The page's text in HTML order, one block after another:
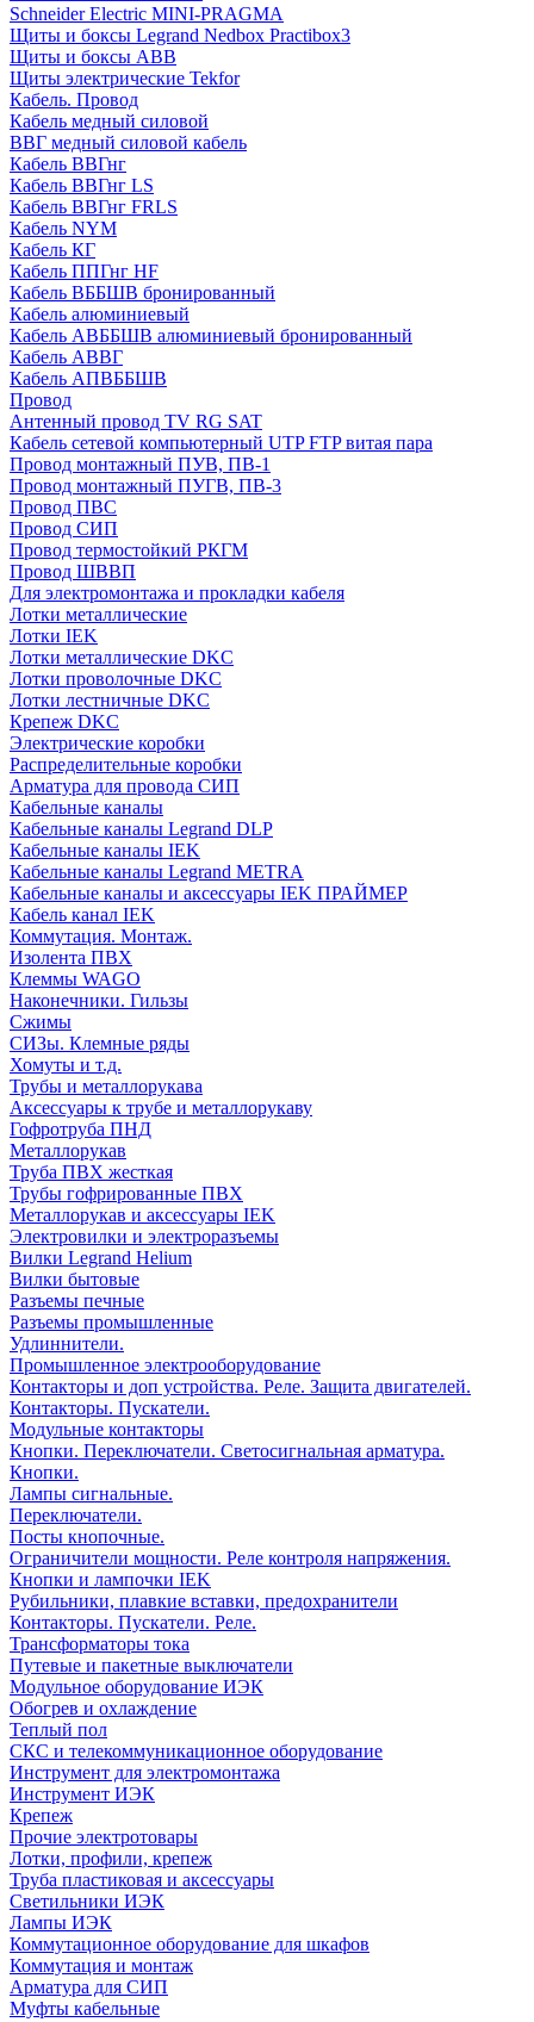
Schneider Electric MINI-PRAGMA
Щиты и боксы Legrand Nedbox Practibox3
Щиты и боксы ABB
Щиты электрические Tekfor
Кабель. Провод
Кабель медный силовой
ВВГ медный силовой кабель
Кабель ВВГнг
Кабель ВВГнг LS
Кабель ВВГнг FRLS
Кабель NYM
Кабель КГ
Кабель ППГнг HF
Кабель ВББШВ бронированный
Кабель алюминиевый
Кабель АВББШВ алюминиевый бронированный
Кабель АВВГ
Кабель АПВББШВ
Провод
Антенный провод TV RG SAT
Кабель сетевой компьютерный UTP FTP витая пара
Провод монтажный ПУВ, ПВ-1
Провод монтажный ПУГВ, ПВ-3
Провод ПВС
Провод СИП
Провод термостойкий РКГМ
Провод ШВВП
Для электромонтажа и прокладки кабеля
Лотки металлические
Лотки IEK
Лотки металлические DKC
Лотки проволочные DKC
Лотки лестничные DKC
Крепеж DKC
Электрические коробки
Распределительные коробки
Арматура для провода СИП
Кабельные каналы
Кабельные каналы Legrand DLP
Кабельные каналы IEK
Кабельные каналы Legrand METRA
Кабельные каналы и аксессуары IEK ПРАЙМЕР
Кабель канал IEK
Коммутация. Монтаж.
Изолента ПВХ
Клеммы WAGO
Наконечники. Гильзы
Сжимы
СИЗы. Клемные ряды
Хомуты и т.д.
Трубы и металлорукава
Аксессуары к трубе и металлорукаву
Гофротруба ПНД
Металлорукав
Труба ПВХ жесткая
Трубы гофрированные ПВХ
Металлорукав и аксессуары IEK
Электровилки и электроразъемы
Вилки Legrand Helium
Вилки бытовые
Разъемы печные
Разъемы промышленные
Удлиннители.
Промышленное электрооборудование
Контакторы и доп устройства. Реле. Защита двигателей.
Контакторы. Пускатели.
Модульные контакторы
Кнопки. Переключатели. Светосигнальная арматура.
Кнопки.
Лампы сигнальные.
Переключатели.
Посты кнопочные.
Ограничители мощности. Реле контроля напряжения.
Кнопки и лампочки IEK
Рубильники, плавкие вставки, предохранители
Контакторы. Пускатели. Реле.
Трансформаторы тока
Путевые и пакетные выключатели
Модульное оборудование ИЭК
Обогрев и охлаждение
Теплый пол
СКС и телекоммуникационное оборудование
Инструмент для электромонтажа
Инструмент ИЭК
Крепеж
Прочие электротовары
Лотки, профили, крепеж
Труба пластиковая и аксессуары
Светильники ИЭК
Лампы ИЭК
Коммутационное оборудование для шкафов
Коммутация и монтаж
Арматура для СИП
Муфты кабельные